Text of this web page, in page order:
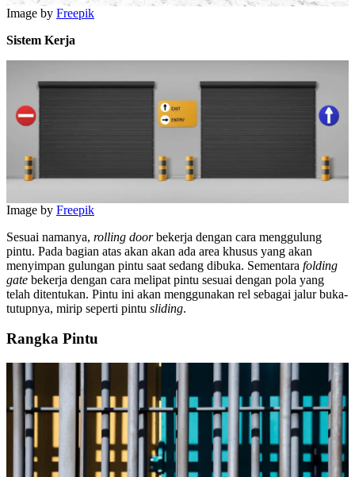
Image by Freepik
Sistem Kerja
Image by Freepik
Sesuai namanya, rolling doorbekerja dengan cara menggulung
pintu. Pada bagian atas akan akan ada area khusus yang akan
menyimpan gulungan pintu saat sedang dibuka. Sementara folding
gate bekerja dengan cara melipat pintu sesuai dengan pola yang
telah ditentukan. Pintu ini akan menggunakan rel sebagai jalur buka-
tutupnya, mirip seperti pintu sliding.
Rangka Pintu